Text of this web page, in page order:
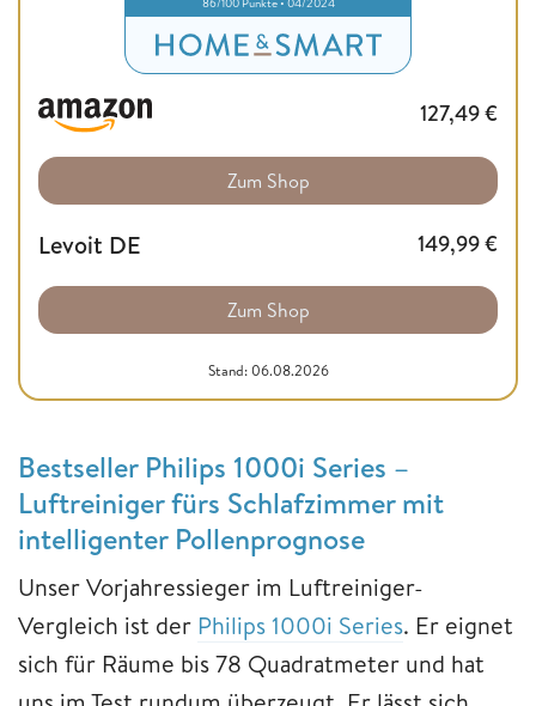
127,49€
Zum Shop
Levoit DE 149,99€
Zum Shop
Stand: 06.08.2026
Bestseller Philips 1000i Series –
Luftreiniger fürs Schlafzimmer mit
intelligenter Pollenprognose
Unser Vorjahressieger im Luftreiniger-
Vergleich ist der Philips 1000i Series. Er eignet
sich für Räume bis 78 Quadratmeter und hat